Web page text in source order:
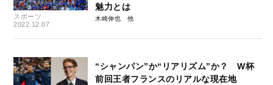
スポーツ
2022.12.07
魅力とは
木崎伸也
“シャンパン”か“リアリズム”か？ W杯
前回王者フランスのリアルな現在地